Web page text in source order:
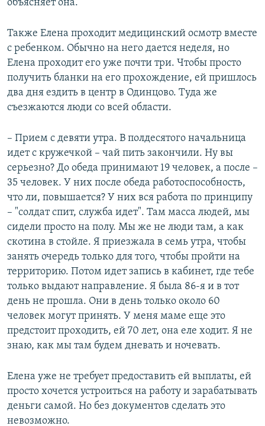
объясняет она.
Также Елена проходит медицинский осмотр вместе
с ребенком. Обычно на него дается неделя, но
Елена проходит его уже почти три. Чтобы просто
получить бланки на его прохождение, ей пришлось
два дня ездить в центр в Одинцово. Туда же
съезжаются люди со всей области.
– Прием с девяти утра. В полдесятого начальница
идет с кружечкой – чай пить закончили. Ну вы
серьезно? До обеда принимают 19 человек, а после –
35 человек. У них после обеда работоспособность,
что ли, повышается? У них вся работа по принципу
– "солдат спит, служба идет". Там масса людей, мы
сидели просто на полу. Мы же не люди там, а как
скотина в стойле. Я приезжала в семь утра, чтобы
занять очередь только для того, чтобы пройти на
территорию. Потом идет запись в кабинет, где тебе
только выдают направление. Я была 86-я и в тот
день не прошла. Они в день только около 60
человек могут принять. У меня маме еще это
предстоит проходить, ей 70 лет, она еле ходит. Я не
знаю, как мы там будем дневать и ночевать.
Елена уже не требует предоставить ей выплаты, ей
просто хочется устроиться на работу и зарабатывать
деньги самой. Но без документов сделать это
невозможно.